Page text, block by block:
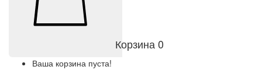
Корзина0
Ваша корзина пуста!